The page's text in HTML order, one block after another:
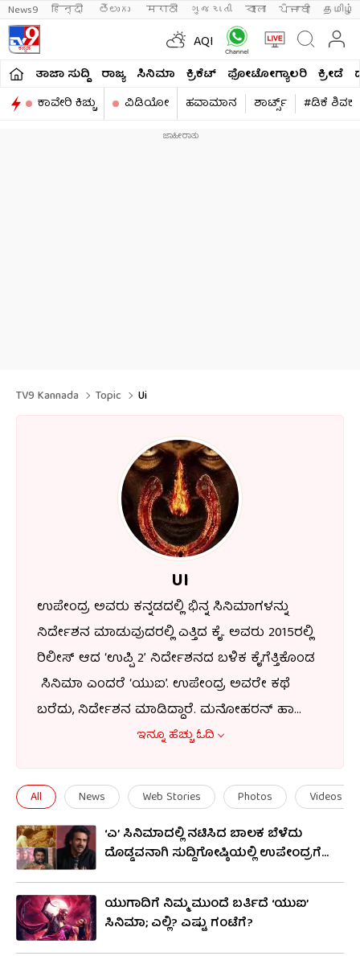
News9 हिन्दी తెలుగు मराठी ગુજરાતી বাংলা ਪੰਜਾਬੀ தமிழ்
AQI
ತಾಜಾ ಸುದ್ದಿ ರಾಜ್ಯ ಸಿನಿಮಾ ಕ್ರಿಕೆಟ್​ ಫೋಟೋಗ್ಯಾಲರಿ ಕ್ರೀಡೆ
ಕಾವೇರಿ ಕಿಚ್ಚು
ವಿಡಿಯೋ ಹವಾಮಾನ ಶಾರ್ಟ್ಸ್​ #ಡಿಕೆ
TV9 Kannada Topic Ui
UI
ಉಪೇಂದ್ರ ಅವರು ಕನ್ನಡದಲ್ಲಿ ಭಿನ್ನ ಸಿನಿಮಾಗಳನ್ನು
ನಿರ್ದೇಶನ ಮಾಡುವುದರಲ್ಲಿ ಎತ್ತಿದ ಕೈ. ಅವರು 2015ರಲ್ಲಿ
ರಿಲೀಸ್ ಆದ ‘ಉಪ್ಪಿ 2’ ನಿರ್ದೇಶನದ ಬಳಿಕ ಕೈಗೆತ್ತಿಕೊಂಡ
ಸಿನಿಮಾ ಎಂದರೆ ‘ಯುಐ’. ಉಪೇಂದ್ರ ಅವರೇ ಕಥೆ
ಬರೆದು, ನಿರ್ದೇಶನ ಮಾಡಿದ್ದಾರೆ. ಮನೋಹರನ್ ಹಾಗೂ
ಕೆಪಿ ಶ್ರೀಕಾಂತ್ ಸಿನಿಮಾನ ನಿರ್ಮಾಣ ಮಾಡಿದ್ದಾರೆ. ಈ
ಕೆಲಸವನ್ನು ಉಪೇಂದ್ರ ಮಾಡಲಿದ್ದಾರೆ. ಈ ಸಿನಿಮಾದಲ್ಲಿ
ಉಪೇಂದ್ರ ಅವರ ಜೊತೆಗೆ ರೀಷ್ಮಾ ನಾಣಯ್ಯ, ಓಂ ಸಾಯಿ
ಪ್ರಕಾಶ್ ಮೊದಲಾದವರು ನಟಿಸಿದ್ದಾರೆ. ಈ ಚಿತ್ರದ
ಬಹುತೇಕ ದೃಶ್ಯ ಗ್ರಾಫಿಕ್ಸ್​ನಿಂದ ಕೂಡಿರಲಿದೆ. ಕ್ರಿಸ್​ಮಸ್
ಪ್ರಯುಕ್ತ ಈ ಚಿತ್ರ ಇದೇ ಡಿಸೆಂಬರ್ 20ರಂದು ರಿಲೀಸ್
ಆಗಲಿದೆ. ಇದರ ರಿಲೀಸ್​ಗೆ ಫ್ಯಾನ್ಸ್ ಕಾದಿದ್ದಾರೆ. ಉಪೇಂದ್ರ
ಅವರು ನಿರ್ದೇಶಕನಾಗಿ ಮತ್ತೆ ಮೆಚ್ಚುಗೆ ಪಡೆಯುತ್ತಾರಾ
ಇನ್ನೂ ಹೆಚ್ಚು ಓದಿ
All News Web Stories Photos Videos
‘ಎ’ ಸಿನಿಮಾದಲ್ಲಿ ನಟಿಸಿದ ಬಾಲಕ ಬೆಳೆದು
ದೊಡ್ಡವನಾಗಿ ಸುದ್ದಿಗೋಷ್ಠಿಯಲ್ಲಿ ಉಪೇಂದ್ರಗೆ
ಯುಗಾದಿಗೆ ನಿಮ್ಮ ಮುಂದೆ ಬರ್ತಿದೆ ‘ಯುಐ’
ಸಿನಿಮಾ; ಎಲ್ಲಿ? ಎಷ್ಟು ಗಂಟೆಗೆ?